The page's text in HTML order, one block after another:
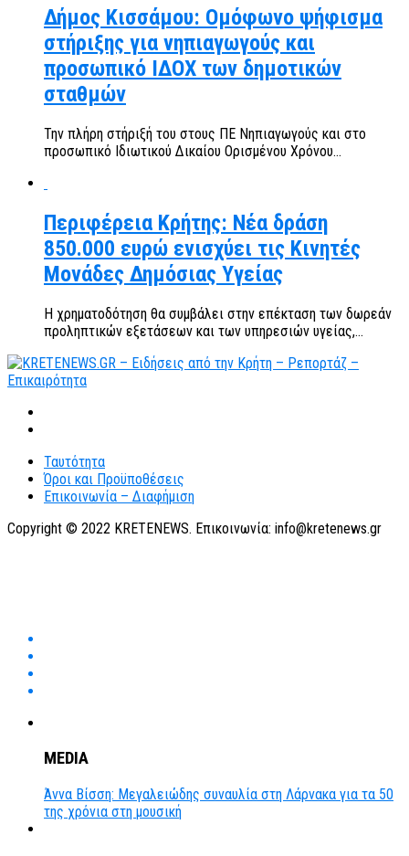
Δήμος Κισσάμου: Ομόφωνο ψήφισμα
στήριξης για νηπιαγωγούς και
προσωπικό ΙΔΟΧ των δημοτικών
σταθμών
Την πλήρη στήριξή του στους ΠΕ Νηπιαγωγούς και στο
προσωπικό Ιδιωτικού Δικαίου Ορισμένου Χρόνου...
Περιφέρεια Κρήτης: Νέα δράση
850.000 ευρώ ενισχύει τις Κινητές
Μονάδες Δημόσιας Υγείας
Η χρηματοδότηση θα συμβάλει στην επέκταση των δωρεάν
προληπτικών εξετάσεων και των υπηρεσιών υγείας,...
Ταυτότητα
Όροι και Προϋποθέσεις
Επικοινωνία – Διαφήμιση
Copyright © 2022 KRETENEWS. Επικοινωνία: info@kretenews.gr
MEDIA
Άννα Βίσση: Μεγαλειώδης συναυλία στη Λάρνακα για τα 50
της χρόνια στη μουσική